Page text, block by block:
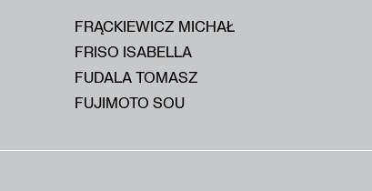
FRĄCKIEWICZ MICHAŁ
FRISO ISABELLA
FUDALA TOMASZ
FUJIMOTO SOU